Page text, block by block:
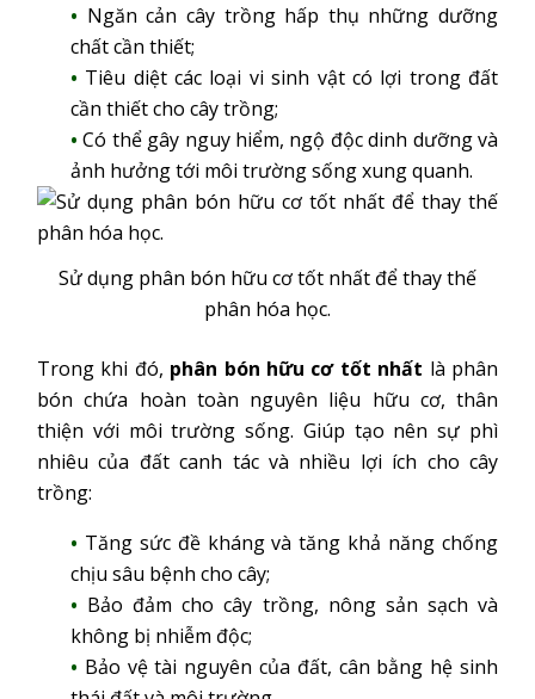
Ngăn cản cây trồng hấp thụ những dưỡng
chất cần thiết;
Tiêu diệt các loại vi sinh vật có lợi trong đất
cần thiết cho cây trồng;
Có thể gây nguy hiểm, ngộ độc dinh dưỡng và
ảnh hưởng tới môi trường sống xung quanh.
Sử dụng phân bón hữu cơ tốt nhất để thay thế
phân hóa học.
Trong khi đó, phân bón hữu cơ tốt nhất là phân
bón chứa hoàn toàn nguyên liệu hữu cơ, thân
thiện với môi trường sống. Giúp tạo nên sự phì
nhiêu của đất canh tác và nhiều lợi ích cho cây
trồng:
Tăng sức đề kháng và tăng khả năng chống
chịu sâu bệnh cho cây;
Bảo đảm cho cây trồng, nông sản sạch và
không bị nhiễm độc;
Bảo vệ tài nguyên của đất, cân bằng hệ sinh